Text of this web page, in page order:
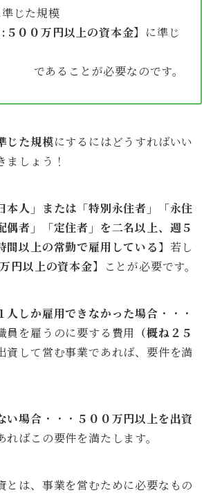
じた規模
:５００万円以上の資本金】 に準じ
であることが必要なのです。
じた規模にするにはどうすればいい
ましょう！
本人」または「特別永住者」「永住
偶者」「定住者」を二名以上、週５
間以上の常勤で雇用している】若し
円以上の資本金】 ことが必要です。
人しか雇用できなかった場合 ・・・
員を雇うのに要する費用 （概ね２５
資して営む事業であれば、要件を満
い場合 ・・・ ５００万円以上を出資
ればこの要件を満たします。
は、事業を営むために必要なもの